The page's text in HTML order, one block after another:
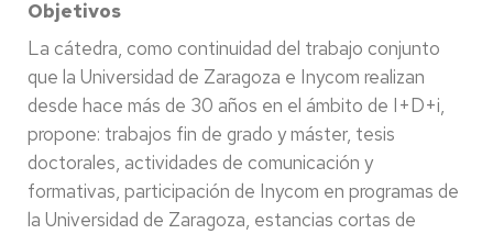
Objetivos
La cátedra, como continuidad del trabajo conjunto
que la Universidad de Zaragoza e Inycom realizan
desde hace más de 30 años en el ámbito de I+D+i,
propone: trabajos fin de grado y máster, tesis
doctorales, actividades de comunicación y
formativas, participación de Inycom en programas de
la Universidad de Zaragoza, estancias cortas de